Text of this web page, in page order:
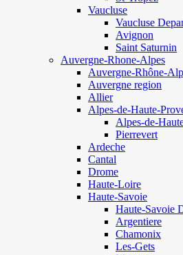
Vaucluse
Vaucluse
Avignon
Saint Saturnin
Auvergne-Rhone-Alpes
Auvergne-Rhône-
Auvergne region
Allier
Alpes-de-Haute-
Alpes-de-
Pierrevert
Ardeche
Cantal
Drome
Haute-Loire
Haute-Savoie
Haute-Savoie
Argentiere
Chamonix
Les-Gets